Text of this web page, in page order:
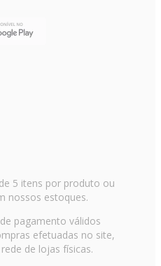
5 itens por produto ou
nossos estoques.
pagamento válidos
efetuadas no site,
de lojas físicas.